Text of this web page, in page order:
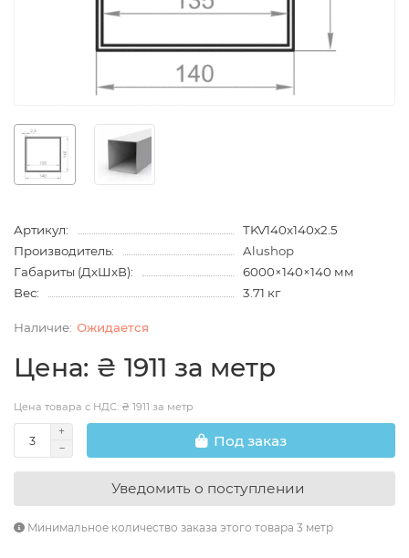
Артикул:
TKV140x140x2.5
Производитель:
Alushop
Габариты (ДхШхВ):
6000×140×140 мм
Вес:
3.71 кг
Ожидается
Цена: ₴ 1911 за метр
Цена товара с НДС: ₴ 1911 за метр
Под заказ
Уведомить о поступлении
Минимальное количество заказа этого товара 3 метр